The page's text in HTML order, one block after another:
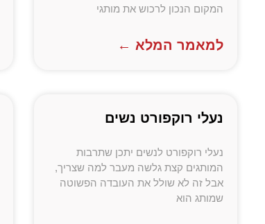
המקום הנכון לרכוש את מותגי
למאמר המלא ←
נעלי רוקפורט נשים
נעלי רוקפורט לנשים יתכן שתרבות
המותגים קצת גלשה מעבר למה שצריך,
אבל זה לא שולל את העובדה הפשוטה
שמותג הוא